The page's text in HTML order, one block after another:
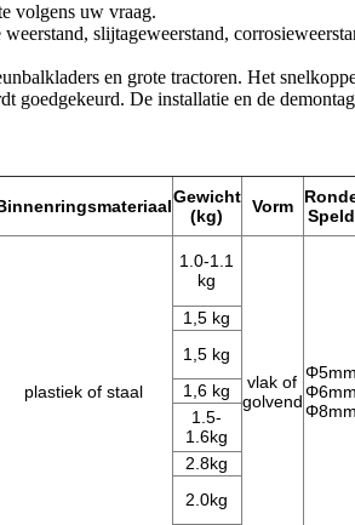
volgens uw vraag.
slijtageweerstand,
en grote tractoren. Het
goedgekeurd. De installatie en de
Gewicht
(kg)
Vorm
Speld
plastiek of staal
1.0-1.1
kg
vlak of
golvend
Φ5mm
Φ6mm
Φ8mm
1,5 kg
1,5 kg
1,6 kg
1.5-
1.6kg
2.8kg
2.0kg